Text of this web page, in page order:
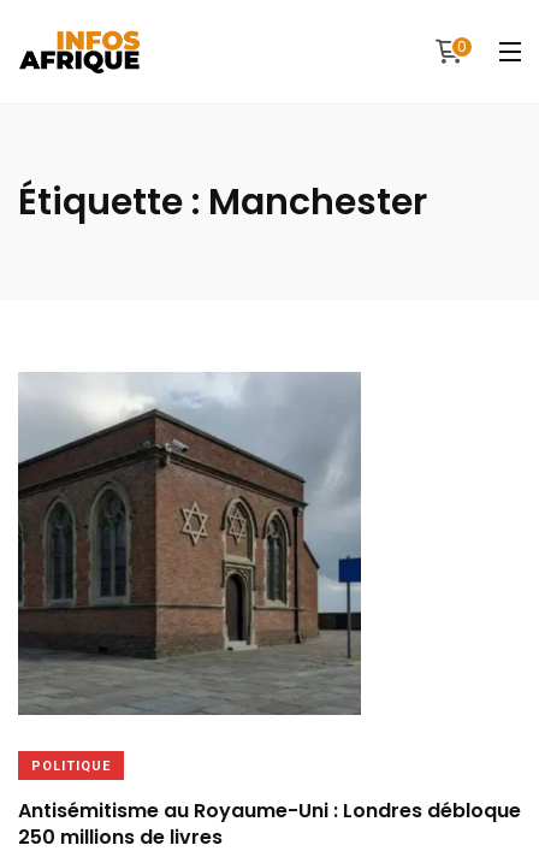
0
Étiquette : Manchester
POLITIQUE
Antisémitisme au Royaume-Uni : Londres débloque
250 millions de livres